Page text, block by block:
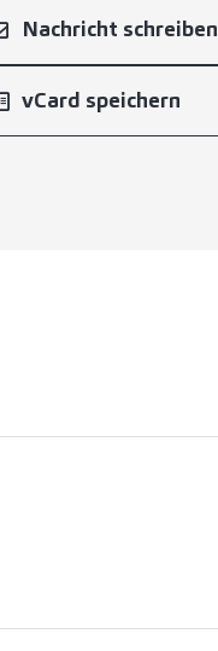
Nachricht schreiben
vCard speichern